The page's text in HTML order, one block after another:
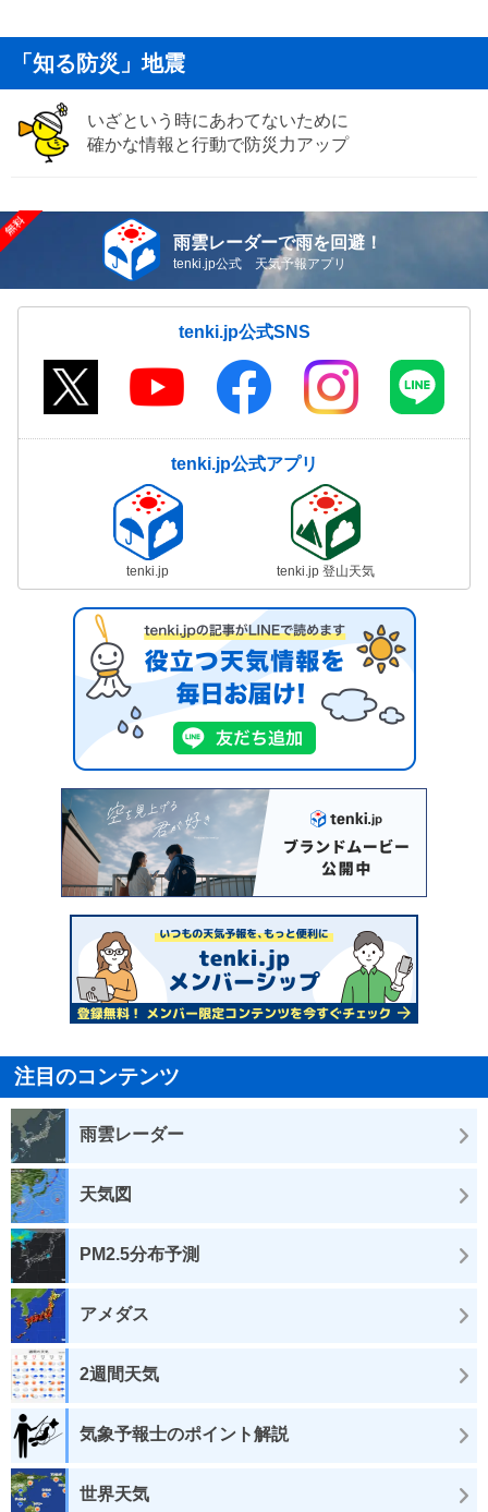
「知る防災」地震
いざという時にあわてないために
確かな情報と行動で防災力アップ
雨雲レーダーで雨を回避！
tenki.jp公式 天気予報アプリ
tenki.jp公式SNS
tenki.jp公式アプリ
tenki.jp tenki.jp 登山天気
注目のコンテンツ
雨雲レーダー
天気図
PM2.5分布予測
アメダス
2週間天気
気象予報士のポイント解説
世界天気